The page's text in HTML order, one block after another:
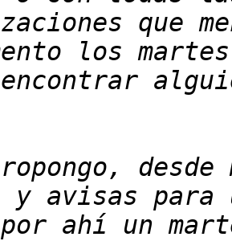
los
ahí un